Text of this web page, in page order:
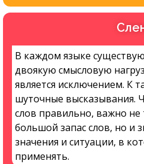
В каждом языке
двоякую смысловую
является исключением. К
шуточные высказывания.
слов правильно, важно не
большой запас слов, но и
значения и ситуации, в
применять.